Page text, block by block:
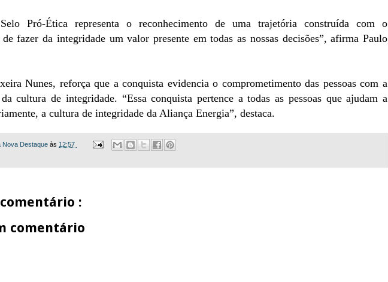
Pró-Ética representa o reconhecimento de uma trajetória construída com o
fazer da integridade um valor presente em todas as nossas decisões”, afirma Paulo
Nunes, reforça que a conquista evidencia o comprometimento das pessoas com a
cultura de integridade. “Essa conquista pertence a todas as pessoas que ajudam a
a cultura de integridade da Aliança Energia”, destaca.
Nova Destaque às 12:57
:
comentário